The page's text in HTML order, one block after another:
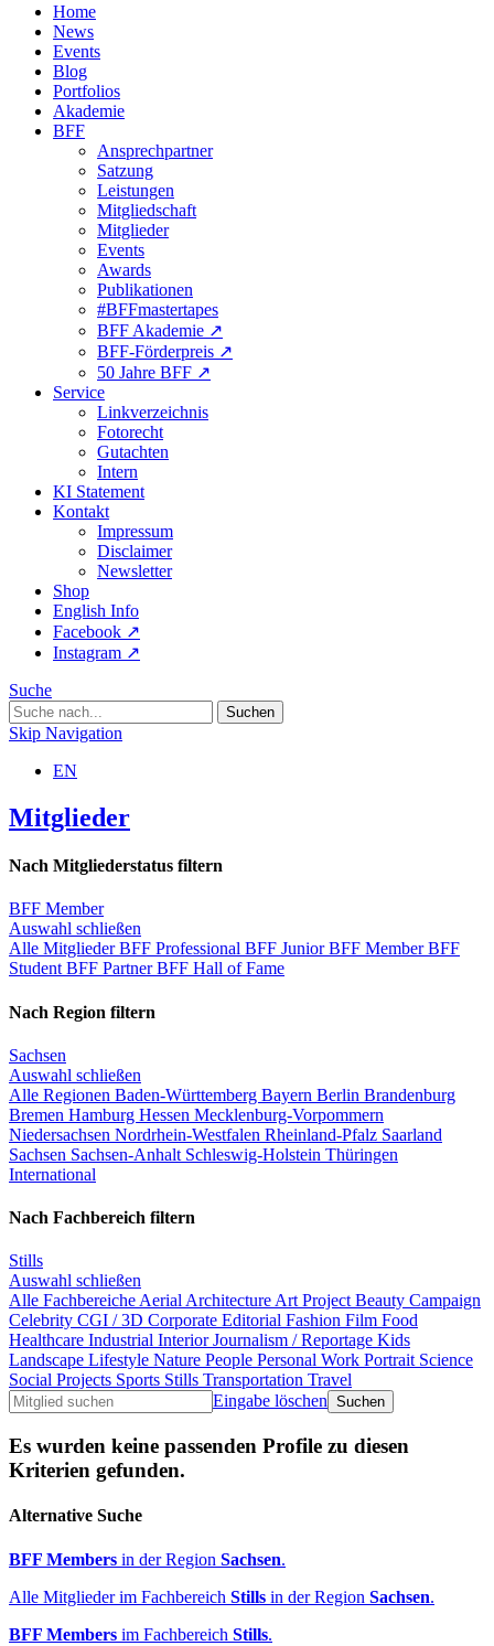
Home
News
Events
Blog
Portfolios
Akademie
BFF
Ansprechpartner
Satzung
Leistungen
Mitgliedschaft
Mitglieder
Events
Awards
Publikationen
#BFFmastertapes
BFF Akademie ↗︎
BFF-Förderpreis ↗︎
50 Jahre BFF ↗︎
Service
Linkverzeichnis
Fotorecht
Gutachten
Intern
KI Statement
Kontakt
Impressum
Disclaimer
Newsletter
Shop
English Info
Facebook ↗︎
Instagram ↗︎
Suche
Skip Navigation
EN
Mitglieder
Nach Mitgliederstatus filtern
BFF Member
Auswahl schließen
Alle MitgliederBFF Professional BFF JuniorBFF MemberBFF
Student BFF PartnerBFF Hall of Fame
Nach Region filtern
Sachsen
Auswahl schließen
Alle Regionen Baden-Württemberg Bayern Berlin Brandenburg
Bremen Hamburg Hessen Mecklenburg-Vorpommern
Niedersachsen Nordrhein-Westfalen Rheinland-Pfalz Saarland
Sachsen Sachsen-Anhalt Schleswig-Holstein Thüringen
International
Nach Fachbereich filtern
Stills
Auswahl schließen
Alle Fachbereiche Aerial Architecture Art Project Beauty Campaign
Celebrity CGI / 3D Corporate Editorial Fashion Film Food
Healthcare Industrial InteriorJournalism / Reportage Kids
Landscape Lifestyle Nature People Personal Work Portrait Science
Social Projects Sports Stills Transportation Travel
Eingabe löschen
Es wurden keine passenden Profile zu diesen
Kriterien gefunden.
Alternative Suche
BFF Members in der Region Sachsen.
Alle Mitglieder im Fachbereich Stills in der Region Sachsen.
BFF Members im Fachbereich Stills.